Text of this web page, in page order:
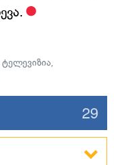
ტელევიზია,
29